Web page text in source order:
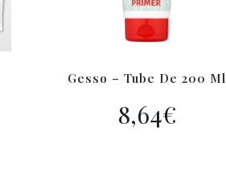
Gesso – Tube De 200 Ml
8,64€